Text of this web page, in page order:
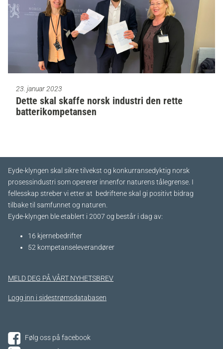
23. januar 2023
Dette skal skaffe norsk industri den rette
batterikompetansen
Eyde-klyngen skal sikre tilvekst og konkurransedyktig norsk
prosessindustri som opererer innenfor naturens tålegrense. I
fellesskap streber vi etter at bedriftene skal gi positivt bidrag
tilbake til samfunnet og naturen.
Eyde-klyngen ble etablert i 2007 og består i dag av:
16 kjernebedrifter​
52 kompetanseleverandører
MELD DEG PÅ VÅRT NYHETSBREV
Logg inn i sidestrømsdatabasen
Følg oss på facebook